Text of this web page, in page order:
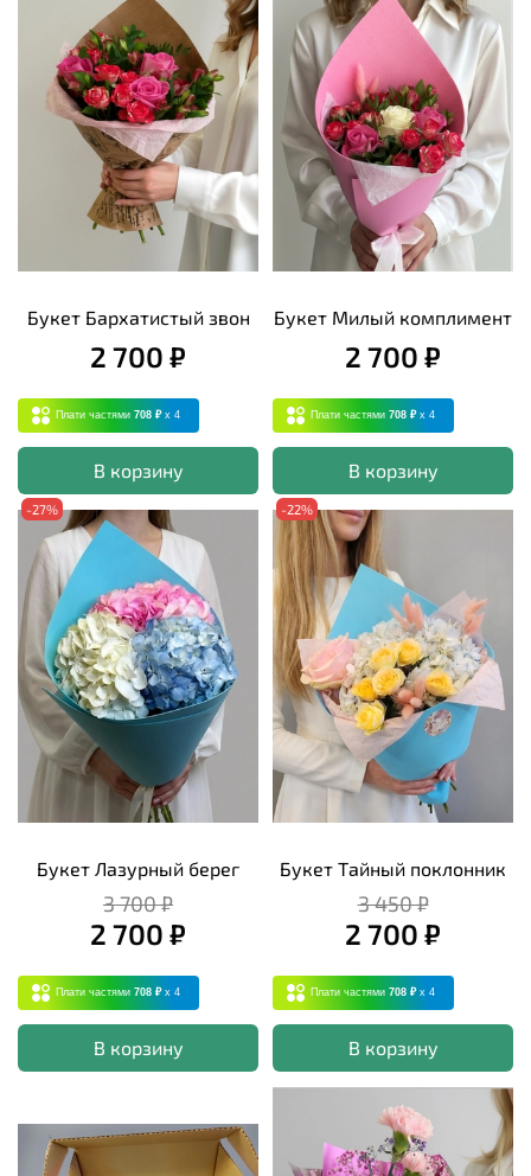
Букет Бархатистый звон
2 700 ₽
Плати частями 708 ₽ x 4
В корзину
Букет Милый комплимент
2 700 ₽
Плати частями 708 ₽ x 4
В корзину
-27%
Букет Лазурный берег
3 700 ₽
2 700 ₽
Плати частями 708 ₽ x 4
В корзину
-22%
Букет Тайный поклонник
3 450 ₽
2 700 ₽
Плати частями 708 ₽ x 4
В корзину